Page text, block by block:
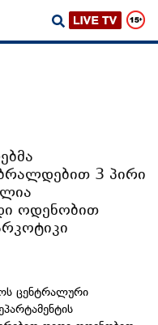
3 პირი
ოდენობით
ცენტრალური